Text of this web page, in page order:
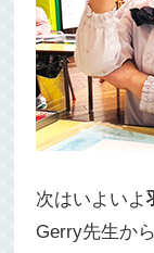
次はいよいよ
Gerry先生か